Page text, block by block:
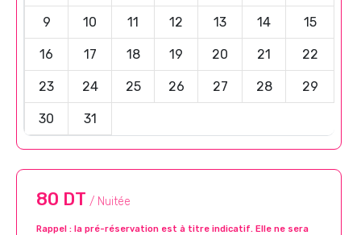
9 10 11 12 13 14 15
16 17 18 19 20 21 22
23 24 25 26 27 28 29
30 31
80 DT / Nuitée
Rappel : la pré-réservation est à titre indicatif. Elle ne sera